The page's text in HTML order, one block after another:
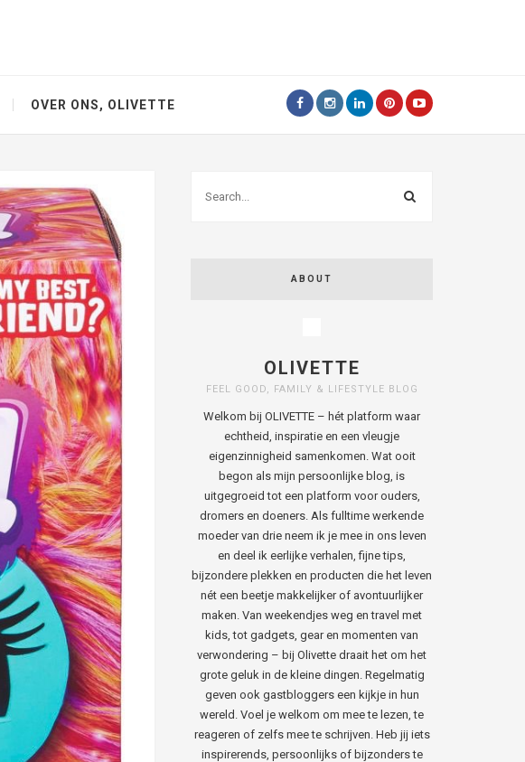
OVER ONS, OLIVETTE
ABOUT
OLIVETTE
FEEL GOOD, FAMILY & LIFESTYLE BLOG
Welkom bij OLIVETTE – hét platform waar
echtheid, inspiratie en een vleugje
eigenzinnigheid samenkomen. Wat ooit
begon als mijn persoonlijke blog, is
uitgegroeid tot een platform voor ouders,
dromers en doeners. Als fulltime werkende
moeder van drie neem ik je mee in ons leven
en deel ik eerlijke verhalen, fijne tips,
bijzondere plekken en producten die het leven
nét een beetje makkelijker of avontuurlijker
maken. Van weekendjes weg en travel met
kids, tot gadgets, gear en momenten van
verwondering – bij Olivette draait het om het
grote geluk in de kleine dingen. Regelmatig
geven ook gastbloggers een kijkje in hun
wereld. Voel je welkom om mee te lezen, te
reageren of zelfs mee te schrijven. Heb jij iets
inspirerends, persoonlijks of bijzonders te